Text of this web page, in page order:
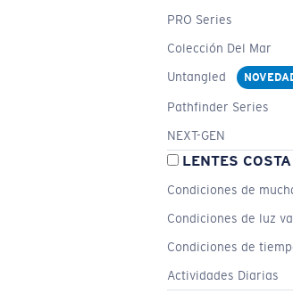
PRO Series
Colección Del Mar
Untangled
Pathfinder Series
NEXT-GEN
LENTES COSTA
Condiciones de
Condiciones de luz
Condiciones de
Actividades Diarias